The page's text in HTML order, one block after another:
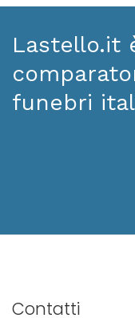
Lastello.it
funebri
Contatti